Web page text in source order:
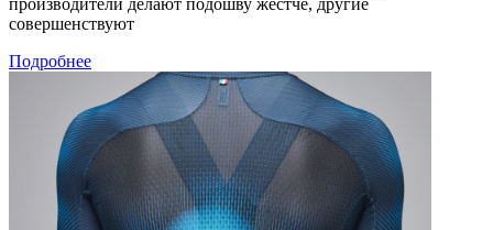
производители делают подошву жестче, другие
совершенствуют
Подробнее